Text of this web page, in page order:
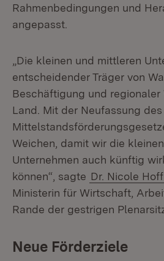
Rahmenbedingungen und
angepasst.
„Die kleinen und mittleren
entscheidender Träger von
Beschäftigung und
Land. Mit der Neufassung des
Weichen, damit wir die
Unternehmen auch künftig
können“, sagte Dr. Nicole
Ministerin für Wirtschaft,
Rande der gestrigen
Neue Förderziele